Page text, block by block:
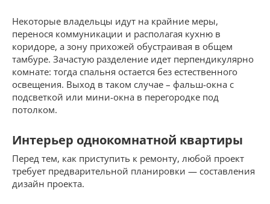
Некоторые владельцы идут на крайние меры,
перенося коммуникации и располагая кухню в
коридоре, а зону прихожей обустраивая в общем
тамбуре. Зачастую разделение идет перпендикулярно
комнате: тогда спальня остается без естественного
освещения. Выход в таком случае – фальш-окна с
подсветкой или мини-окна в перегородке под
потолком.
Интерьер однокомнатной квартиры
Перед тем, как приступить к ремонту, любой проект
требует предварительной планировки — составления
дизайн проекта.